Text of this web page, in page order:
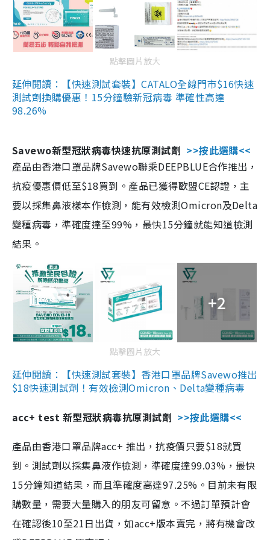
點擊圖片放大
延伸閱讀：【快速測試套裝】CATALO全線門市$16快速
測試劑換購優惠！15分鐘驗新冠病毒 準確性高達
98.26%
Savewo新型冠狀病毒快速抗原測試劑 >>按此選購<<
產品由香港口罩品牌Savewo聯乘DEEPBLUE合作推出，
抗疫優惠價低至$18買到。產品已獲得歐盟CE認證，主
要以採集鼻液樣本作檢測，能有效檢測Omicron及Delta
變種病毒，準確度達至99%，最快15分鐘就能知道檢測
結果。
+2
點擊圖片放大
延伸閱讀：【快速測試套裝】香港口罩品牌Savewo推出
$18快速測試劑！有效檢測Omicron、Delta變種病毒
acc+ test 新型冠狀病毒抗原測試劑 >>按此選購<<
產品由香港口罩品牌acc+ 推出，抗疫價只要$18就買
到。測試劑以採集鼻液作檢測，準確度達99.03%，最快
15分鐘知道結果，而且準確度高達97.25%。目前未有限
購數量，需要大量購入的朋友可留意。不過訂單預計會
在確認後10至21日出貨，如acc+版本賣完，將有機會改